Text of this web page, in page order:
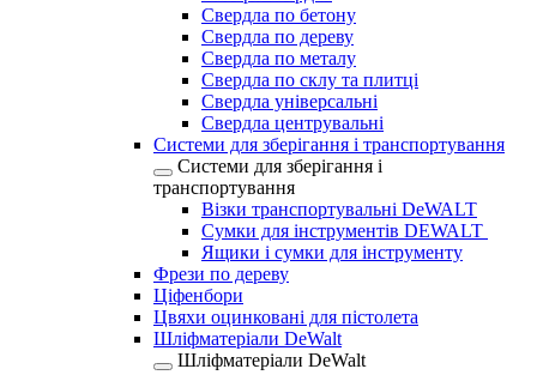
Свердла по бетону
Свердла по дереву
Свердла по металу
Свердла по склу та плитці
Свердла універсальні
Свердла центрувальні
Системи для зберігання і транспортування
Системи для зберігання і
транспортування
Візки транспортувальні DeWALT
Сумки для інструментів DEWALT
Ящики і сумки для інструменту
Фрези по дереву
Ціфенбори
Цвяхи оцинковані для пістолета
Шліфматеріали DeWalt
Шліфматеріали DeWalt